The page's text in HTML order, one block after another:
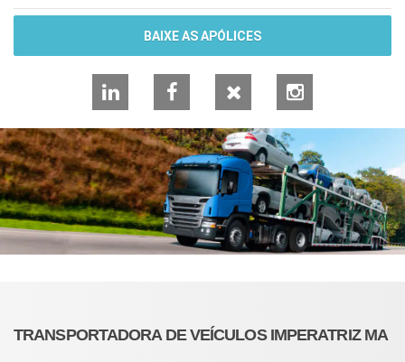
BAIXE AS APÓLICES
LinkedInFacebook Instagram
TRANSPORTADORA DE VEÍCULOS IMPERATRIZ MA